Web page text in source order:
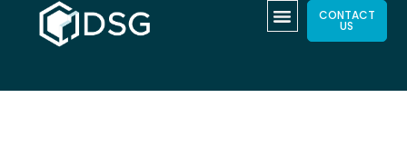
CONTACT
US